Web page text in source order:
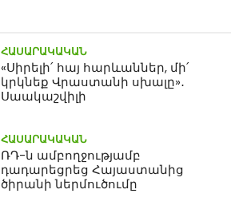
ՀԱՍԱՐԱԿԱԿԱՆ
«Սիրելի՛ հայ հարևաններ, մի՛
կրկնեք Վրաստանի սխալը»․
Սաակաշվիլի
ՀԱՍԱՐԱԿԱԿԱՆ
ՌԴ-ն ամբողջությամբ
դադարեցրեց Հայաստանից
ծիրանի ներմուծումը